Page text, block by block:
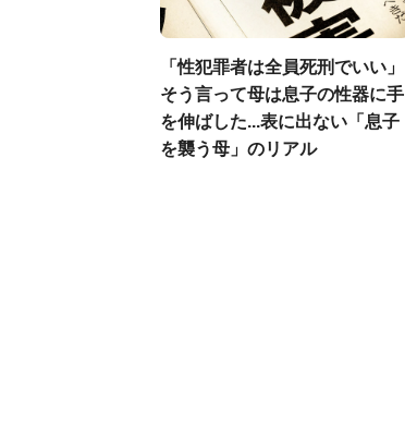
「性犯罪者は全員死刑でいい」
そう言って母は息子の性器に手
を伸ばした...表に出ない「息子
を襲う母」のリアル